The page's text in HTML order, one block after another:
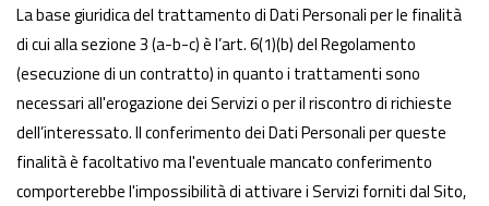
La base giuridica del trattamento di Dati Personali per le finalità
di cui alla sezione 3 (a-b-c) è l’art. 6(1)(b) del Regolamento
(esecuzione di un contratto) in quanto i trattamenti sono
necessari all'erogazione dei Servizi o per il riscontro di richieste
dell’interessato. Il conferimento dei Dati Personali per queste
finalità è facoltativo ma l'eventuale mancato conferimento
comporterebbe l'impossibilità di attivare i Servizi forniti dal Sito,